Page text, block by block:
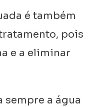
é também
pois
e a eliminar
sempre a água